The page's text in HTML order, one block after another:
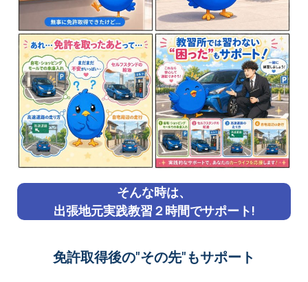
そんな時は、
出張地元実践教習２時間でサポート!
免許取得後の"その先"もサポート